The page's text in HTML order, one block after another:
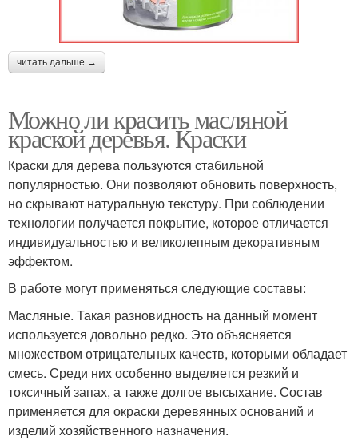
читать дальше →
Можно ли красить масляной
краской деревья. Краски
Краски для дерева пользуются стабильной
популярностью. Они позволяют обновить поверхность,
но скрывают натуральную текстуру. При соблюдении
технологии получается покрытие, которое отличается
индивидуальностью и великолепным декоративным
эффектом.
В работе могут применяться следующие составы:
Масляные. Такая разновидность на данный момент
используется довольно редко. Это объясняется
множеством отрицательных качеств, которыми обладает
смесь. Среди них особенно выделяется резкий и
токсичный запах, а также долгое высыхание. Состав
применяется для окраски деревянных оснований и
изделий хозяйственного назначения.